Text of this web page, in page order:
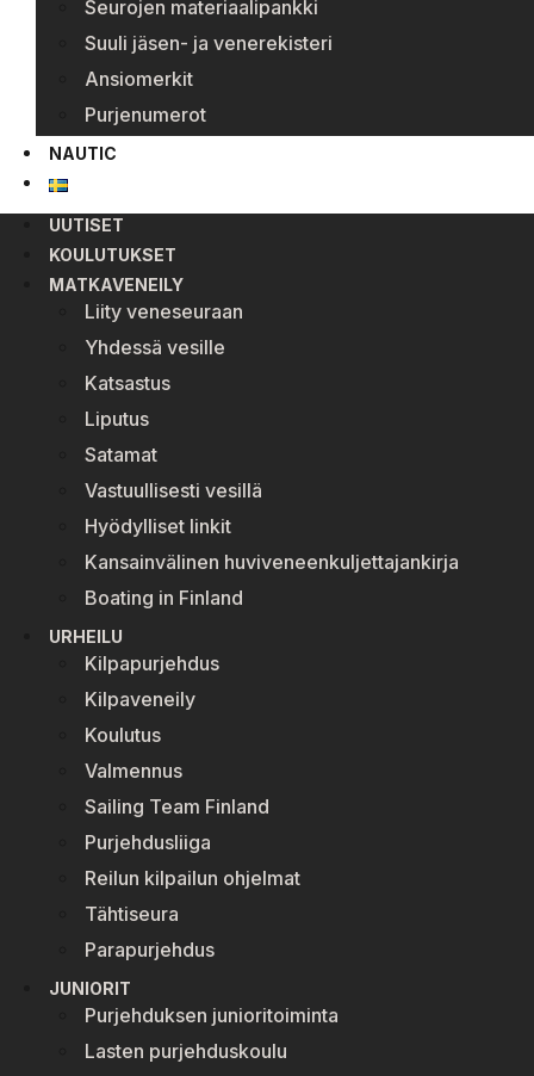
Seurojen materiaalipankki
Suuli jäsen- ja venerekisteri
Ansiomerkit
Purjenumerot
NAUTIC
UUTISET
KOULUTUKSET
MATKAVENEILY
Liity veneseuraan
Yhdessä vesille
Katsastus
Liputus
Satamat
Vastuullisesti vesillä
Hyödylliset linkit
Kansainvälinen huviveneenkuljettajankirja
Boating in Finland
URHEILU
Kilpapurjehdus
Kilpaveneily
Koulutus
Valmennus
Sailing Team Finland
Purjehdusliiga
Reilun kilpailun ohjelmat
Tähtiseura
Parapurjehdus
JUNIORIT
Purjehduksen junioritoiminta
Lasten purjehduskoulu